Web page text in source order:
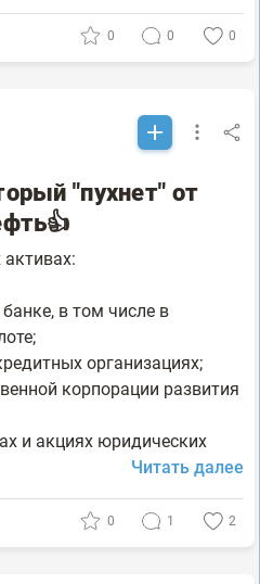
0 0 0
"пухнет" от
в том числе в
организациях;
корпорации развития
и акциях юридических
Читать далее
0 1 2